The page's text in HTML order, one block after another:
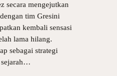
secara mengejutkan
tim Gresini
kembali sensasi
lama hilang.
sebagai strategi
sejarah…